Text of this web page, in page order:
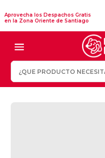
Aprovecha los Despachos Gratis
en la Zona Oriente de Santiago